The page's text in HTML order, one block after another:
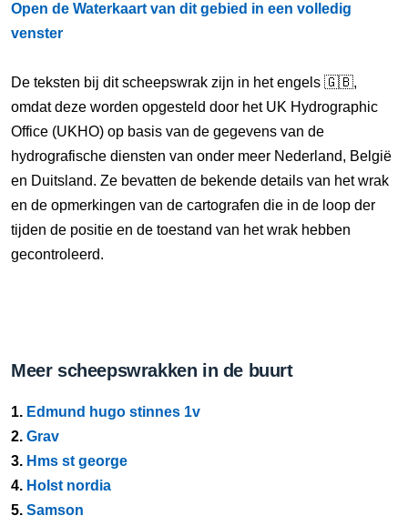
Open de Waterkaart van dit gebied in een volledig
venster
De teksten bij dit scheepswrak zijn in het engels 🇬🇧,
omdat deze worden opgesteld door het UK Hydrographic
Office (UKHO) op basis van de gegevens van de
hydrografische diensten van onder meer Nederland, België
en Duitsland. Ze bevatten de bekende details van het wrak
en de opmerkingen van de cartografen die in de loop der
tijden de positie en de toestand van het wrak hebben
gecontroleerd.
Meer scheepswrakken in de buurt
1. Edmund hugo stinnes 1v
2. Grav
3. Hms st george
4. Holst nordia
5. Samson